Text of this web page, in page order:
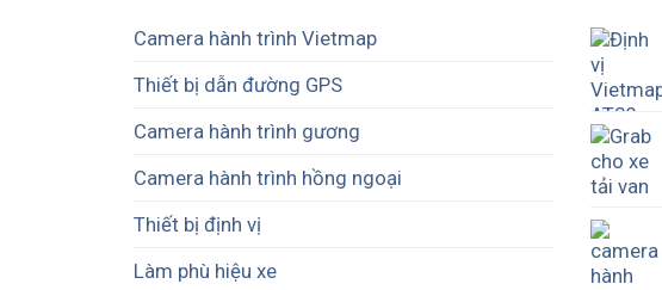
Camera hành trình Vietmap
Thiết bị dẫn đường GPS
Camera hành trình gương
Camera hành trình hồng ngoại
Thiết bị định vị
Làm phù hiệu xe